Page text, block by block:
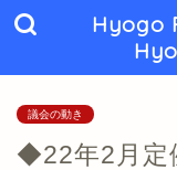
Hyogo
議会の動き
◆22年2月定